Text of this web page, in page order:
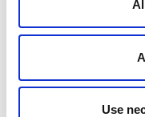
Use
responsable
L'Inforest est situé
vous y rendre avec de